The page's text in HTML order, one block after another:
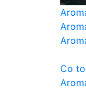
Co